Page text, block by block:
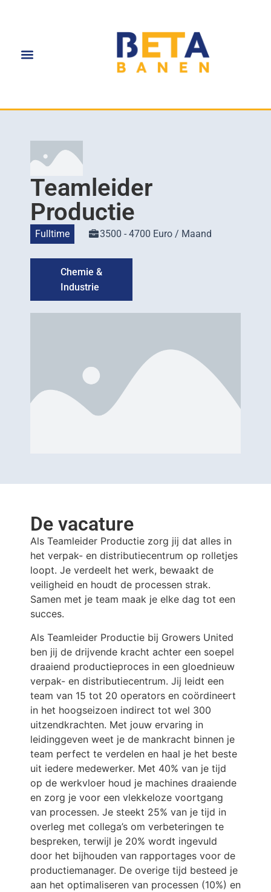
Teamleider
Productie
Fulltime 3500 - 4700 Euro / Maand
Chemie &
Industrie
De vacature
Als Teamleider Productie zorg jij dat alles in
het verpak- en distributiecentrum op rolletjes
loopt. Je verdeelt het werk, bewaakt de
veiligheid en houdt de processen strak.
Samen met je team maak je elke dag tot een
succes.
Als Teamleider Productie bij Growers United
ben jij de drijvende kracht achter een soepel
draaiend productieproces in een gloednieuw
verpak- en distributiecentrum. Jij leidt een
team van 15 tot 20 operators en coördineert
in het hoogseizoen indirect tot wel 300
uitzendkrachten. Met jouw ervaring in
leidinggeven weet je de mankracht binnen je
team perfect te verdelen en haal je het beste
uit iedere medewerker. Met 40% van je tijd
op de werkvloer houd je machines draaiende
en zorg je voor een vlekkeloze voortgang
van processen. Je steekt 25% van je tijd in
overleg met collega’s om verbeteringen te
bespreken, terwijl je 20% wordt ingevuld
door het bijhouden van rapportages voor de
productiemanager. De overige tijd besteed je
aan het optimaliseren van processen (10%) en